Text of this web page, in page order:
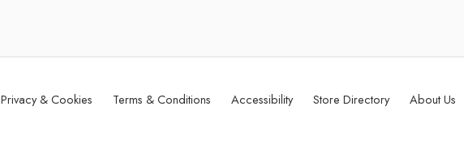
Privacy & Cookies Terms & Conditions Accessibility Store Directory About Us